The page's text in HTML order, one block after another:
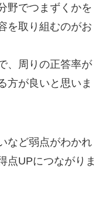
野でつまずくかを
を取り組むのがお
、周りの正答率が
方が良いと思いま
など弱点がわかれ
点UPにつながりま